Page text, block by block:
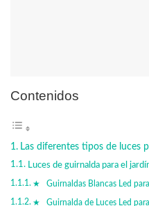
Contenidos
Las diferentes tipos de luces
Luces de guirnalda para el
★ Guirnaldas Blancas Led para
★ Guirnalda de Luces Led para